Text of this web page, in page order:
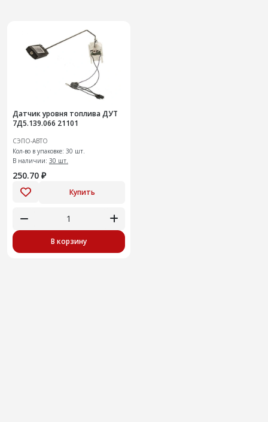
Датчик уровня топлива ДУТ
7Д5.139.066 21101
СЭПО-АВТО
Кол-во в упаковке: 30 шт.
В наличии: 30 шт.
250.70 ₽
Купить
В корзину